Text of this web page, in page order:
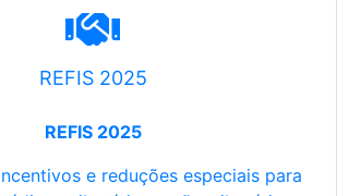
REFIS 2025
REFIS 2025
e reduções especiais para